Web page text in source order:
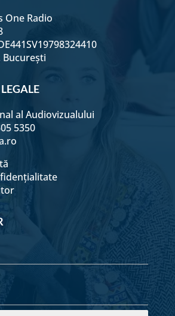
One Radio
București
al Audiovizualului
5350